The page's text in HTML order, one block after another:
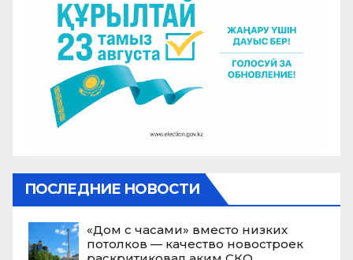
ПОСЛЕДНИЕ НОВОСТИ
«Дом с часами» вместо низких
потолков — качество новостроек